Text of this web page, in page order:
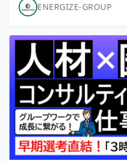
ENERGIZE-GROUP